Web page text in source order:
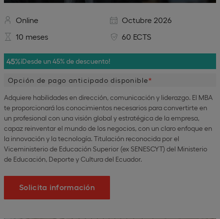
Online
Octubre 2026
10 meses
60 ECTS
45%¡Desde un 45% de descuento!
Opción de pago anticipado disponible
Adquiere habilidades en dirección, comunicación y liderazgo. El MBA
te proporcionará los conocimientos necesarios para convertirte en
un profesional con una visión global y estratégica de la empresa,
capaz reinventar el mundo de los negocios, con un claro enfoque en
la innovación y la tecnología. Titulación reconocida por el
Viceministerio de Educación Superior (ex SENESCYT) del Ministerio
de Educación, Deporte y Cultura del Ecuador.
Solicita información